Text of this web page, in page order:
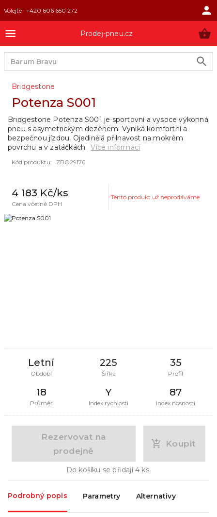
Volejte +420 606 650 272
Prodej-pneu.cz
Bridgestone
Potenza S001
Kód produktu: ZBO29176
4 183 Kč/ks
Cena včetně DPH
Tento produkt už neprodáváme
Letní
Období
225
Šířka
35
Profil
18
Průměr
Y
Index rychlosti
87
Index nosnosti
Bridgestone Potenza S001 je sportovní a vysoce výkonná
pneu s asymetrickým dezénem. Vyniká komfortní a
bezpečnou jízdou. Ojedinělá přilnavost na mokrém
povrchu a v zatáčkách. Více informací
Rezervovat na
prodejně
Koupit
Do košíku se přidají4 ks.
Podrobný popis Parametry Alternativy